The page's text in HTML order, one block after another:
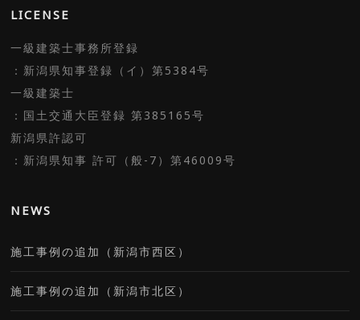
LICENSE
一級建築士事務所登録
：新潟県知事登録（イ）第5384号
一級建築士
：国土交通大臣登録 第385165号
新潟県許認可
：新潟県知事 許可（般-7）第46009号
NEWS
施工事例の追加（新潟市西区）
施工事例の追加（新潟市北区）